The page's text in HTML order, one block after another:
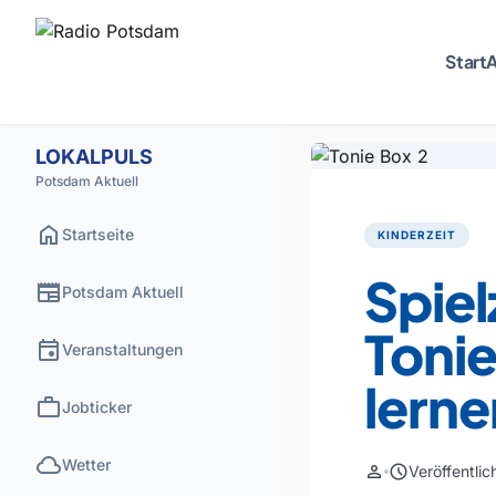
Start
LOKALPULS
Potsdam Aktuell
home Startseite
newspaperPotsdam Aktuell
eventVeranstaltungen
workJobticker
cloudWetter
KINDERZEIT
person schedule